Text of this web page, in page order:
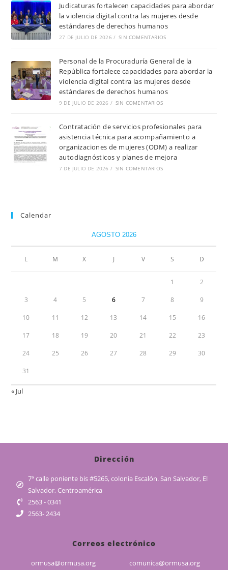
Judicaturas fortalecen capacidades para abordar
la violencia digital contra las mujeres desde
estándares de derechos humanos
27 DE JULIO DE 2026 / SIN COMENTARIOS
Personal de la Procuraduría General de la
República fortalece capacidades para abordar la
violencia digital contra las mujeres desde
estándares de derechos humanos
9 DE JULIO DE 2026 / SIN COMENTARIOS
Contratación de servicios profesionales para
asistencia técnica para acompañamiento a
organizaciones de mujeres (ODM) a realizar
autodiagnósticos y planes de mejora
7 DE JULIO DE 2026 / SIN COMENTARIOS
Calendar
AGOSTO 2026
L M X J V S D
1 2
3 4 5 6 7 8 9
10 11 12 13 14 15 16
17 18 19 20 21 22 23
24 25 26 27 28 29 30
31
« Jul
Dirección
7ª calle poniente bis #5265, colonia Escalón. San Salvador, El
Salvador, Centroamérica
2563 - 0341
2563- 2434
Correos electrónico
ormusa@ormusa.org comunica@ormusa.org